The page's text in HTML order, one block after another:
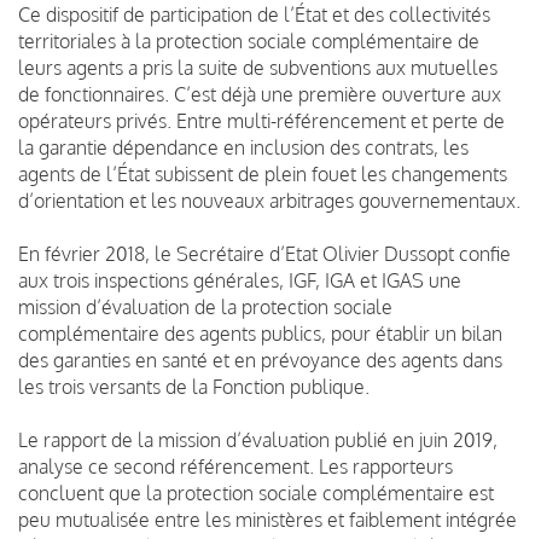
Ce dispositif de participation de l’État et des collectivités
territoriales à la protection sociale complémentaire de
leurs agents a pris la suite de subventions aux mutuelles
de fonctionnaires. C’est déjà une première ouverture aux
opérateurs privés. Entre multi-référencement et perte de
la garantie dépendance en inclusion des contrats, les
agents de l’État subissent de plein fouet les changements
d’orientation et les nouveaux arbitrages gouvernementaux.
En février 2018, le Secrétaire d’Etat Olivier Dussopt confie
aux trois inspections générales, IGF, IGA et IGAS une
mission d’évaluation de la protection sociale
complémentaire des agents publics, pour établir un bilan
des garanties en santé et en prévoyance des agents dans
les trois versants de la Fonction publique.
Le rapport de la mission d’évaluation publié en juin 2019,
analyse ce second référencement. Les rapporteurs
concluent que la protection sociale complémentaire est
peu mutualisée entre les ministères et faiblement intégrée